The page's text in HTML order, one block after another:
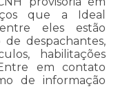
que a Ideal
entre eles estão
despachantes,
habilitações
em contato
de informação